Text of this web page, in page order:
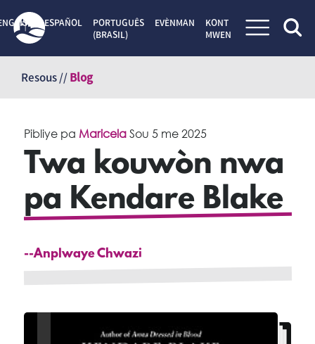
kontni
ESPAÑOL
PORTUGUÊS
(BRASIL)
EVÈNMAN
KONT
MWEN
Resous //Blog
Pibliye pa MaricelaSou 5 me 2025
Twa kouwòn nwa
pa Kendare Blake
--Anplwaye Chwazi